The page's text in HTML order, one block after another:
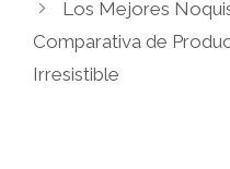
Los Mejores
Comparativa de
Irresistible